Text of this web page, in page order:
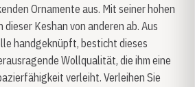
Ornamente aus. Mit seiner hohen
Keshan von anderen ab. Aus
handgeknüpft, besticht dieses
Wollqualität, die ihm eine
verleiht. Verleihen Sie